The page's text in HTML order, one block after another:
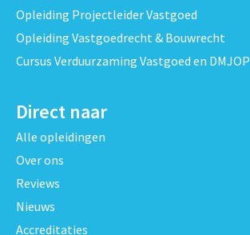
Opleiding Projectleider Vastgoed
Opleiding Vastgoedrecht & Bouwrecht
Cursus Verduurzaming Vastgoed en DMJOP
Direct naar
Alle opleidingen
Over ons
Reviews
Nieuws
Accreditaties